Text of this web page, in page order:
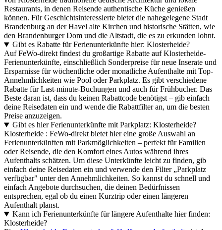
Restaurants, in denen Reisende authentische Küche genießen
können. Für Geschichtsinteressierte bietet die nahegelegene Stadt
Brandenburg an der Havel alte Kirchen und historische Stätten, wie
den Brandenburger Dom und die Altstadt, die es zu erkunden lohnt.
Gibt es Rabatte für Ferienunterkünfte hier: Klosterheide?
Auf FeWo-direkt findest du großartige Rabatte auf Klosterheide-
Ferienunterkünfte, einschließlich Sonderpreise für neue Inserate und
Ersparnisse für wöchentliche oder monatliche Aufenthalte mit Top-
Annehmlichkeiten wie Pool oder Parkplatz. Es gibt verschiedene
Rabatte für Last-minute-Buchungen und auch für Frühbucher. Das
Beste daran ist, dass du keinen Rabattcode benötigst – gib einfach
deine Reisedaten ein und wende die Rabattfilter an, um die besten
Preise anzuzeigen.
Gibt es hier Ferienunterkünfte mit Parkplatz: Klosterheide?
Klosterheide : FeWo-direkt bietet hier eine große Auswahl an
Ferienunterkünften mit Parkmöglichkeiten – perfekt für Familien
oder Reisende, die den Komfort eines Autos während ihres
Aufenthalts schätzen. Um diese Unterkünfte leicht zu finden, gib
einfach deine Reisedaten ein und verwende den Filter „Parkplatz
verfügbar" unter den Annehmlichkeiten. So kannst du schnell und
einfach Angebote durchsuchen, die deinen Bedürfnissen
entsprechen, egal ob du einen Kurztrip oder einen längeren
Aufenthalt planst.
Kann ich Ferienunterkünfte für längere Aufenthalte hier finden:
Klosterheide?